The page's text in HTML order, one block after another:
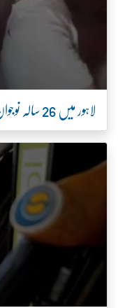
لاہور میں 26 سالہ نوجوان 15 لاکھ روپے تاوان کے لیے اغوا